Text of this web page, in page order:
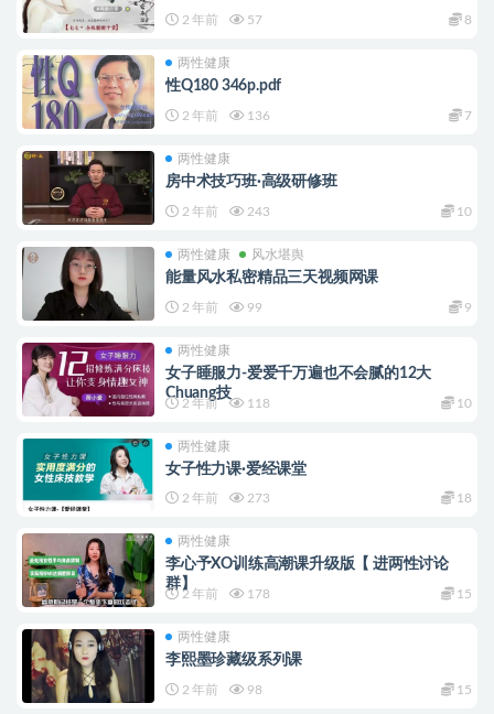
2 年前 57 8
两性健康
性Q180 346p.pdf
2 年前 136 7
两性健康
房中术技巧班·高级研修班
2 年前 243 10
两性健康 风水堪舆
能量风水私密精品三天视频网课
2 年前 99 9
两性健康
女子睡服力-爱爱千万遍也不会腻的12大
Chuang技
2 年前 118 10
两性健康
女子性力课·爱经课堂
2 年前 273 18
两性健康
李心予XO训练高潮课升级版【 进两性讨论
群】
2 年前 178 15
两性健康
李熙墨珍藏级系列课
2 年前 98 15